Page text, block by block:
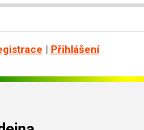
| Přihlášení